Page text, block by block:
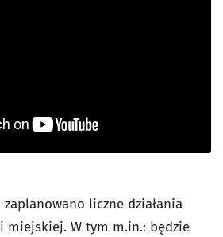
liczne działania
miejskiej. W tym m.in.: będzie